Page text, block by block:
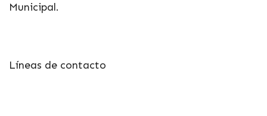
Municipal.
Líneas de contacto